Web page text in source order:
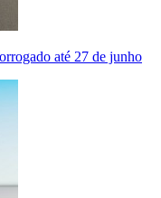
até 27 de junho